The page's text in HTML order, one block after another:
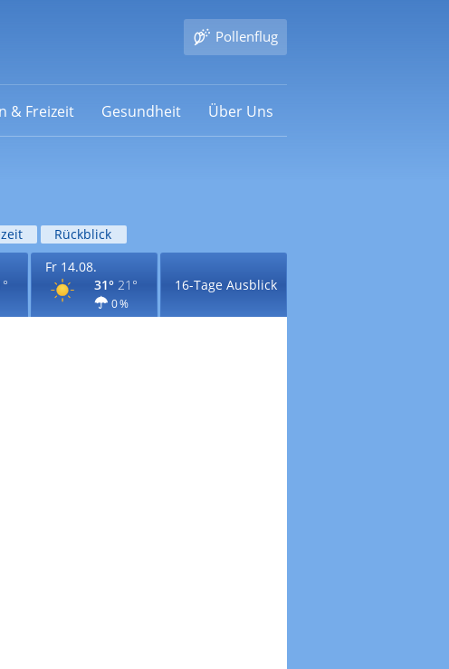
Pollenflug
& Freizeit Gesundheit Über Uns
Rückblick
Fr 14.08.
31° 21°
0 %
16-Tage Ausblick